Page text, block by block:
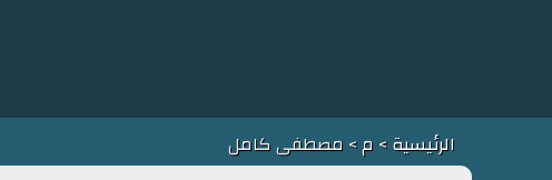
الرئيسية> م> مصطفى كامل